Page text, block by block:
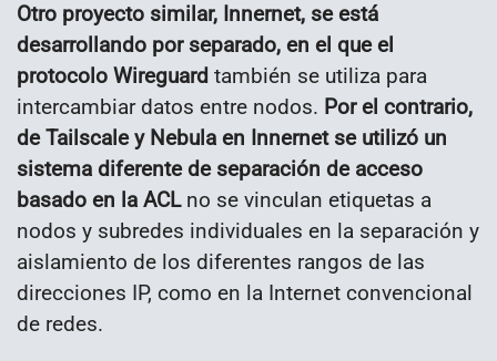
Otro proyecto similar, Innernet, se está
desarrollando por separado, en el que el
protocolo Wireguard también se utiliza para
intercambiar datos entre nodos. Por el contrario,
de Tailscale y Nebula en Innernet se utilizó un
sistema diferente de separación de acceso
basado en la ACLno se vinculan etiquetas a
nodos y subredes individuales en la separación y
aislamiento de los diferentes rangos de las
direcciones IP, como en la Internet convencional
de redes.